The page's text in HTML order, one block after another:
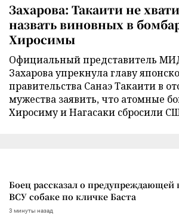
Захарова: Такаити не
назвать виновных в
Хиросимы
Официальный представитель
Захарова упрекнула главу
правительства Санаэ Такаити в
мужества заявить, что атомные
Хиросиму и Нагасаки сбросили
Боец рассказал о предупреждающей
ВСУ собаке по кличке Баста
3 минуты назад